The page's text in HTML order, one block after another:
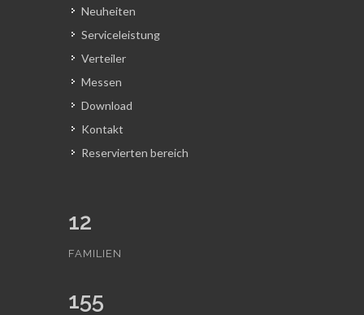
Neuheiten
Serviceleistung
Verteiler
Messen
Download
Kontakt
Reservierten bereich
12
FAMILIEN
155